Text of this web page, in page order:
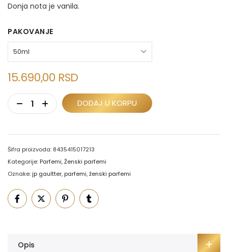
Donja nota je vanila.
PAKOVANJE
15.690,00 RSD
DODAJ U KORPU
Šifra proizvoda: 8435415017213
Kategorije: Parfemi,Ženski parfemi
Oznake:jp gaultter, parfemi,ženski parfemi
Opis